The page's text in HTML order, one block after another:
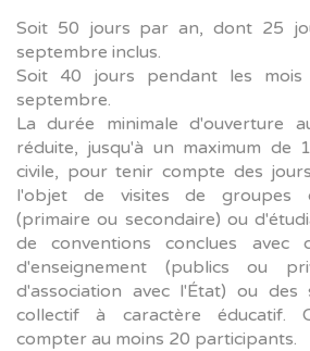
Soit 50 jours par an, dont 25
septembre inclus.
Soit 40 jours pendant les
septembre.
La durée minimale d'ouverture
réduite, jusqu'à un maximum de
civile, pour tenir compte des
l'objet de visites de groupes
(primaire ou secondaire) ou
de conventions conclues avec
d'enseignement (publics ou
d'association avec l'État) ou des
collectif à caractère éducatif.
compter au moins 20 participants.